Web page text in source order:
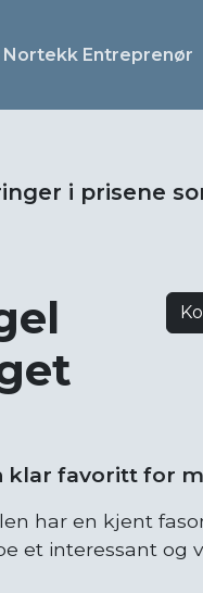
Nortekk Entreprenør
i prisene
klar favoritt for
har en kjent
et interessant og